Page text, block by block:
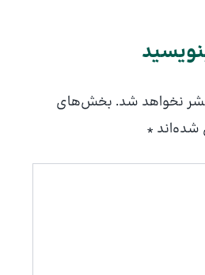
نخواهد شد. بخش‌های
شده‌اند *